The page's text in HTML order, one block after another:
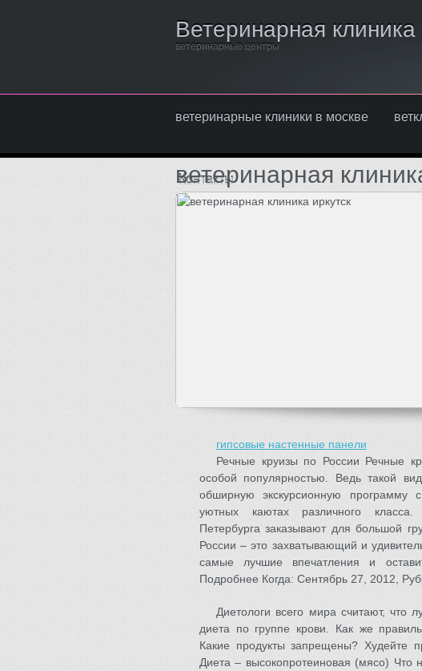
Ветеринарная клиника
ветеринарные центры
ветеринарные клиники в москве
Контакты
Написать нам
ветеринарная
гипсовые настенные панели
Речные круизы по России Речные
особой популярностью. Ведь такой
обширную экскурсионную
уютных каютах различного
Петербурга заказывают для большой
России – это захватывающий и
самые лучшие впечатления и
Подробнее Когда: Сентябрь 27, 2012,
Диетологи всего мира считают, что
диета по группе крови. Как же
Какие продукты запрещены? Худейте
Диета – высокопротеиновая (мясо) Что